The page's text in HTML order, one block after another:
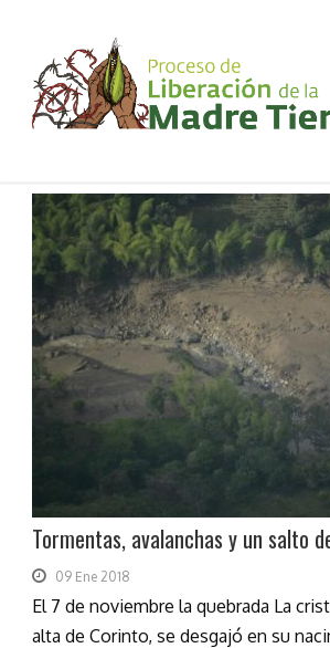
Tormentas, avalanchas y un salto
09 Ene 2018
El 7 de noviembre la quebrada La
alta de Corinto, se desgajó en su